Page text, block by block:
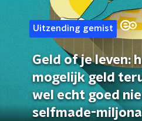
Uitzending gemist
Geld of je leven:
mogelijk geld
wel echt goed
selfmade-